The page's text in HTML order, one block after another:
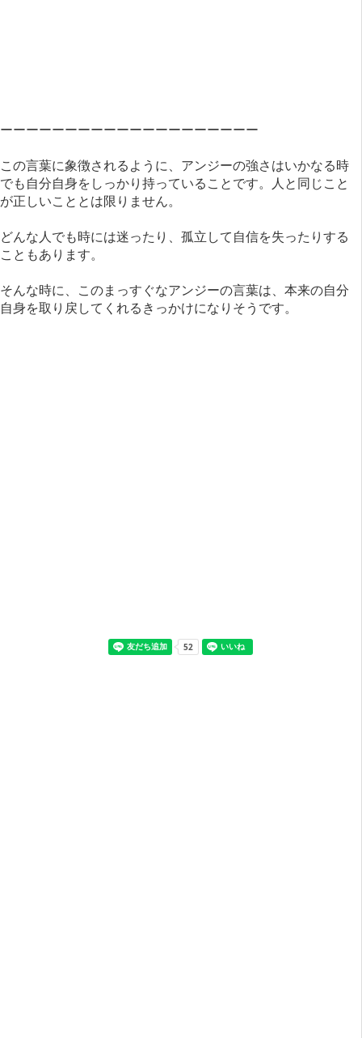
ーーーーーーーーーーーーーーーーーーーー
この言葉に象徴されるように、アンジーの強さはいかなる時
でも自分自身をしっかり持っていることです。人と同じこと
が正しいこととは限りません。
どんな人でも時には迷ったり、孤立して自信を失ったりする
こともあります。
そんな時に、このまっすぐなアンジーの言葉は、本来の自分
自身を取り戻してくれるきっかけになりそうです。